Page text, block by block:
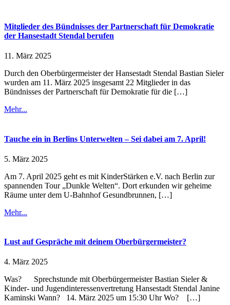
Mitglieder des Bündnisses der Partnerschaft für Demokratie
der Hansestadt Stendal berufen
11. März 2025
Durch den Oberbürgermeister der Hansestadt Stendal Bastian Sieler
wurden am 11. März 2025 insgesamt 22 Mitglieder in das
Bündnisses der Partnerschaft für Demokratie für die […]
Mehr...
Tauche ein in Berlins Unterwelten – Sei dabei am 7. April!
5. März 2025
Am 7. April 2025 geht es mit KinderStärken e.V. nach Berlin zur
spannenden Tour „Dunkle Welten“. Dort erkunden wir geheime
Räume unter dem U-Bahnhof Gesundbrunnen, […]
Mehr...
Lust auf Gespräche mit deinem Oberbürgermeister?
4. März 2025
Was? Sprechstunde mit Oberbürgermeister Bastian Sieler &
Kinder- und Jugendinteressenvertretung Hansestadt Stendal Janine
Kaminski Wann? 14. März 2025 um 15:30 Uhr Wo? […]